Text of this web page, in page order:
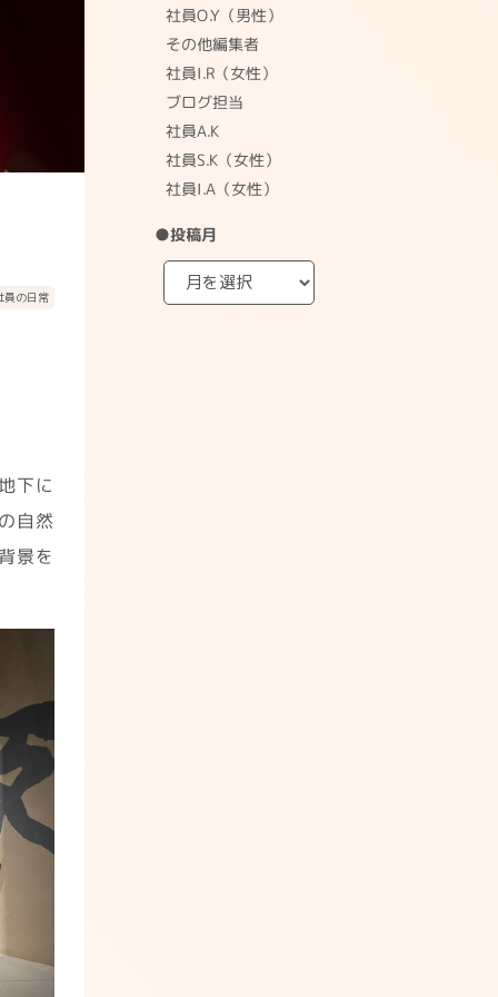
員の日常
下に
自然
景を
社員O.Y（男性）
その他編集者
社員I.R（女性）
ブログ担当
社員A.K
社員S.K（女性）
社員I.A（女性）
●投稿月